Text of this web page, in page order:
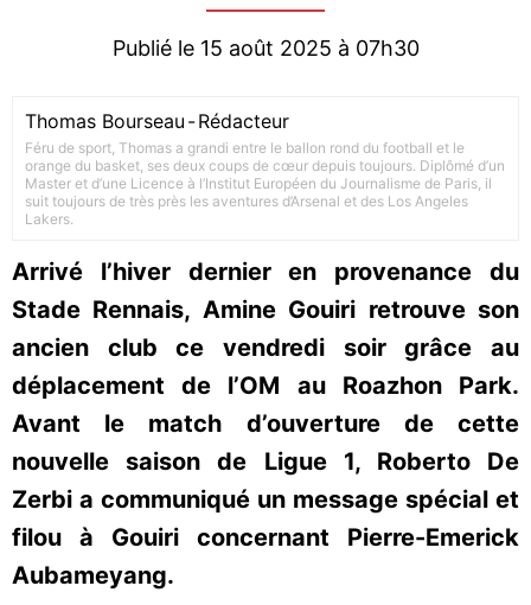
Publié le 15 août 2025 à 07h30
Thomas Bourseau -Rédacteur
Féru de sport, Thomas a grandi entre le ballon rond du football et le
orange du basket, ses deux coups de cœur depuis toujours. Diplômé d’un
Master et d’une Licence à l’Institut Européen du Journalisme de Paris, il
suit toujours de très près les aventures d’Arsenal et des Los Angeles
Lakers.
Arrivé l’hiver dernier en provenance du
Stade Rennais, Amine Gouiri retrouve son
ancien club ce vendredi soir grâce au
déplacement de l’OM au Roazhon Park.
Avant le match d’ouverture de cette
nouvelle saison de Ligue 1, Roberto De
Zerbi a communiqué un message spécial et
filou à Gouiri concernant Pierre-Emerick
Aubameyang.